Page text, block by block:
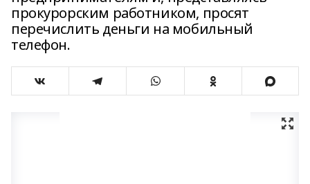
прокурорским работником, просят
перечислить деньги на мобильный
телефон.